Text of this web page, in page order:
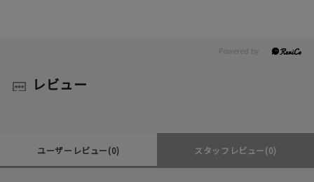
レビュー
ユーザーレビュー(0) スタッフレビュー(0)